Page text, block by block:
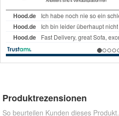
Produktrezensionen
So beurteilen Kunden dieses Produkt.